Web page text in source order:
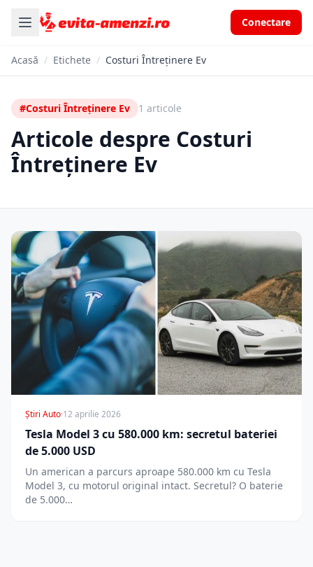
Conectare
Acasă / Etichete / Costuri Întreținere Ev
#Costuri Întreținere Ev 1 articole
Articole despre Costuri
Întreținere Ev
Știri Auto·12 aprilie 2026
Tesla Model 3 cu 580.000 km: secretul bateriei
de 5.000 USD
Un american a parcurs aproape 580.000 km cu Tesla
Model 3, cu motorul original intact. Secretul? O baterie
de 5.000…